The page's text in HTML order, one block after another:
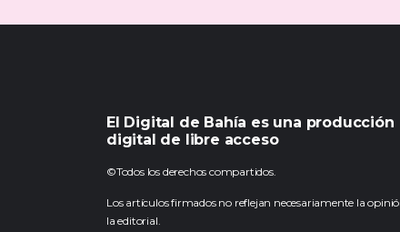
El Digital de Bahía es una producción
digital de libre acceso
©Todos los derechos compartidos.
Los artículos firmados no reflejan necesariamente la
la editorial.